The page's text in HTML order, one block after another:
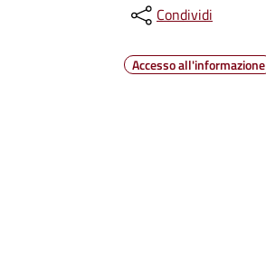
Condividi
Accesso all'informazione